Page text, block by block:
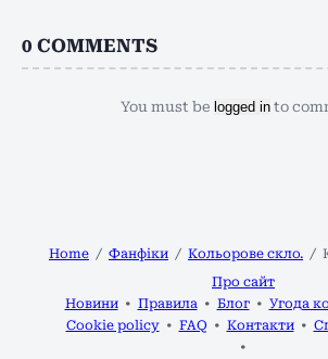
0 COMMENTS
You must be logged into
Home Фанфіки Кольорове скло.
Про сайт
Новини
Правила Блог
Угода
Cookie policy
FAQ Контакти